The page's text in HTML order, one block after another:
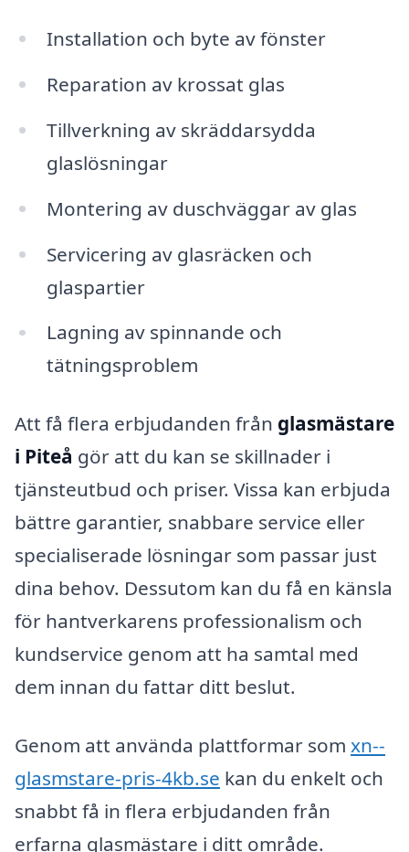
Installation och byte av fönster
Reparation av krossat glas
Tillverkning av skräddarsydda
glaslösningar
Montering av duschväggar av glas
Servicering av glasräcken och
glaspartier
Lagning av spinnande och
tätningsproblem
Att få flera erbjudanden från glasmästare
i Piteå gör att du kan se skillnader i
tjänsteutbud och priser. Vissa kan erbjuda
bättre garantier, snabbare service eller
specialiserade lösningar som passar just
dina behov. Dessutom kan du få en känsla
för hantverkarens professionalism och
kundservice genom att ha samtal med
dem innan du fattar ditt beslut.
Genom att använda plattformar som xn--
glasmstare-pris-4kb.se kan du enkelt och
snabbt få in flera erbjudanden från
erfarna glasmästare i ditt område.